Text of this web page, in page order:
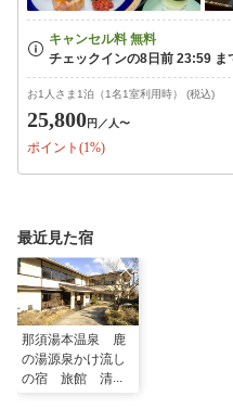
お1人さま1泊（1名1室利用時） (税込)
25,800円 ／人〜
ポイント(1%)
最近見た宿
那須湯本温泉 鹿
の湯源泉かけ流し
の宿 旅館 清水